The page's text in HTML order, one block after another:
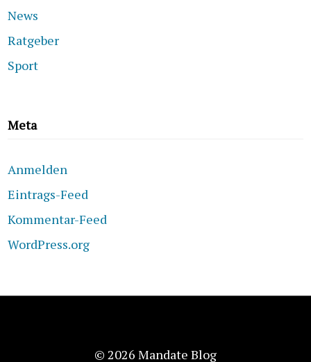
News
Ratgeber
Sport
Meta
Anmelden
Eintrags-Feed
Kommentar-Feed
WordPress.org
© 2026 Mandate Blog